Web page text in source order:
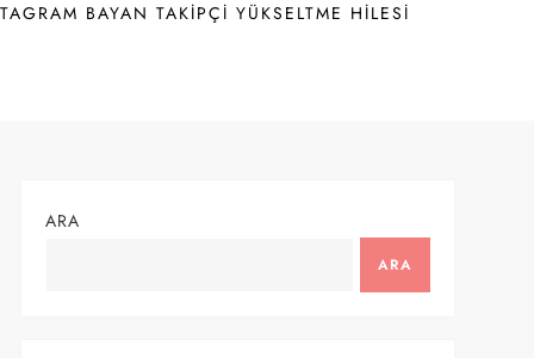
BAYAN TAKIPÇI YÜKSELTME HILESI
ARA
ARA